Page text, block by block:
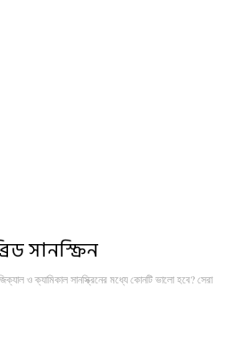
সানস্ক্রিন
ও ক্যামিকাল সানস্ক্রিনের মধ্যে কোনটি ভালো হবে? সেরা